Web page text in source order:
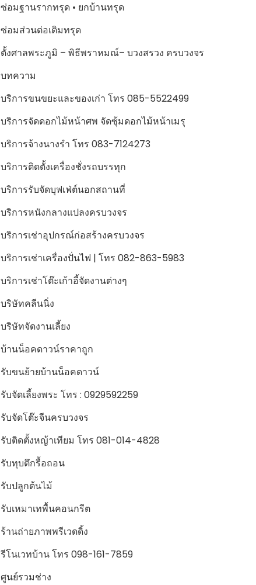
ซ่อมฐานรากทรุด • ยกบ้านทรุด
ซ่อมส่วนต่อเติมทรุด
ตั้งศาลพระภูมิ – พิธีพราหมณ์– บวงสรวง ครบวงจร
บทความ
บริการขนขยะและของเก่า โทร 085-5522499
บริการจัดดอกไม้หน้าศพ จัดซุ้มดอกไม้หน้าเมรุ
บริการจ้างนางรำ โทร 083-7124273
บริการติดตั้งเครื่องชั่งรถบรรทุก
บริการรับจัดบุฟเฟ่ต์นอกสถานที่
บริการหนังกลางแปลงครบวงจร
บริการเช่าอุปกรณ์ก่อสร้างครบวงจร
บริการเช่าเครื่องปั่นไฟ | โทร 082-863-5983
บริการเช่าโต๊ะเก้าอี้จัดงานต่างๆ
บริษัทคลีนนิ่ง
บริษัทจัดงานเลี้ยง
บ้านน็อคดาวน์ราคาถูก
รับขนย้ายบ้านน็อคดาวน์
รับจัดเลี้ยงพระ โทร : 0929592259
รับจัดโต๊ะจีนครบวงจร
รับติดตั้งหญ้าเทียม โทร 081-014-4828
รับทุบตึกรื้อถอน
รับปลูกต้นไม้
รับเหมาเทพื้นคอนกรีต
ร้านถ่ายภาพพรีเวดดิ้ง
รีโนเวทบ้าน โทร 098-161-7859
ศูนย์รวมช่าง